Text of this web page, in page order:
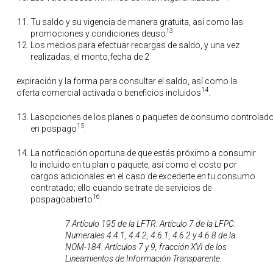
Tu saldo y su vigencia de manera gratuita, así como las
promociones y condiciones deuso13
Los medios para efectuar recargas de saldo, y una vez
realizadas, el monto,fecha de 2
expiración y la forma para consultar el saldo, así como la
oferta comercial activada o beneficios incluidos14.
Lasopciones de los planes o paquetes de consumo
en pospago15
La notificación oportuna de que estás próximo a consumir
lo incluido en tu plan o paquete, así como el costo por
cargos adicionales en el caso de excederte en tu consumo
contratado; ello cuando se trate de servicios de
pospagoabierto16
7 Artículo 195 de la LFTR. Artículo 7 de la LFPC.
Numerales 4.4.1, 4.4.2, 4.6.1, 4.6.2 y 4.6.8 de la
NOM-184. Artículos 7 y 9, fracción XVI de los
Lineamientos de Información Transparente.